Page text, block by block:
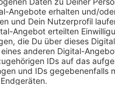
der Trierer Straße und im
Tempo von knapp 1.500
davon, also fast die
jetzt mit einem
eines Motorrads und